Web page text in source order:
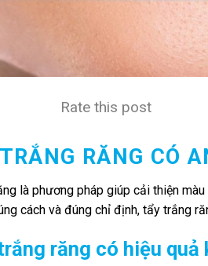
Rate this post
RĂNG CÓ
là phương pháp giúp cải thiện
cách và đúng chỉ định, tẩy trắng
răng có hiệu quả